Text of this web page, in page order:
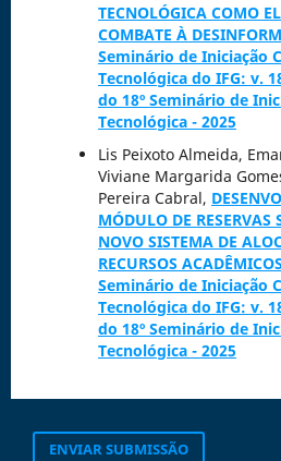
TECNOLÓGICA COMO
COMBATE À
Seminário de Iniciação
Tecnológica do IFG: v.
do 18º Seminário de
Tecnológica - 2025
Lis Peixoto Almeida,
Viviane Margarida
Pereira Cabral,
MÓDULO DE RESERVAS
NOVO SISTEMA DE
RECURSOS
Seminário de Iniciação
Tecnológica do IFG: v.
do 18º Seminário de
Tecnológica - 2025
ENVIAR SUBMISSÃO